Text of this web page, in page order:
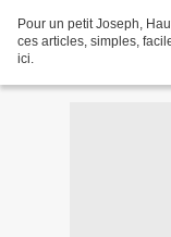
Pour un petit Joseph,
ces articles, simples,
ici.